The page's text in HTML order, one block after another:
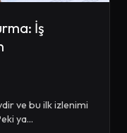
İş
ve bu ilk izlenimi
ya...